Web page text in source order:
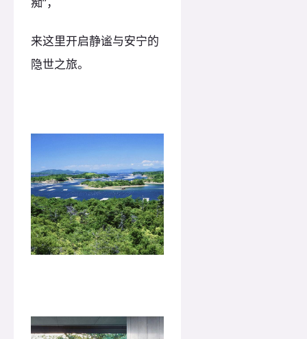
来这里开启静谧与安宁的
隐世之旅。